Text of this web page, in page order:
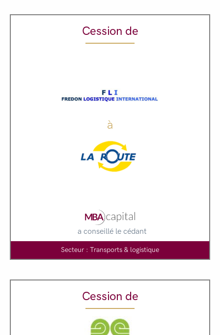
Cession de
à
a conseillé le cédant
Secteur : Transports & logistique
Cession de